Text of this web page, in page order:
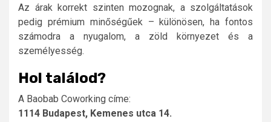
Az árak korrekt szinten mozognak, a szolgáltatások
pedig prémium minőségűek – különösen, ha fontos
számodra a nyugalom, a zöld környezet és a
személyesség.
Hol találod?
A Baobab Coworking címe:
1114 Budapest, Kemenes utca 14.